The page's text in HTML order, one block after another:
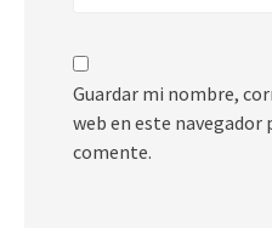
Guardar mi nombre,
web en este navegador
comente.